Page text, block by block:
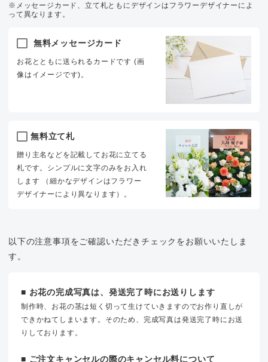
※メッセージカード、立て札ともにデザインはフラワーデザイナーによ
って異なります。
無料メッセージカード
お花とともに送られるカードです (画
像はイメージです)。
無料立て札
贈り主名などを記載してお花に立てる
札です。シンプルに文字のみをお入れ
します （細かなデザインはフラワー
デザイナーにより異なります）。
以下の注意事項をご確認いただきチェックをお願いいたしま
す。
■ お花の完成写真は、発送完了時にお送りします
制作時、お花の茎は短く切って生けていきますのでお作り直しが
できかねてしまいます。そのため、完成写真は発送完了時にお送
りしております。
■ ご注文キャンセルの際のキャンセル料について